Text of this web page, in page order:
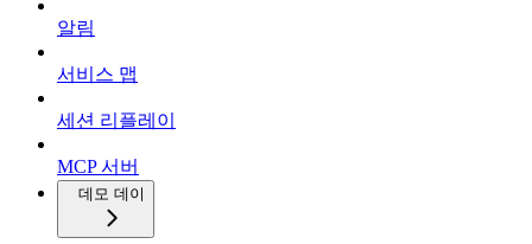
알림
서비스 맵
세션 리플레이
MCP 서버
데모 데이